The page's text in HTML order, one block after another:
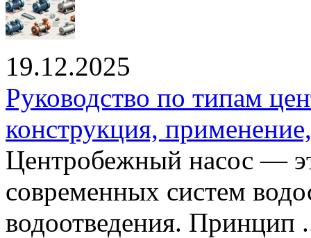
19.12.2025
Руководство по типам
конструкция,
Центробежный насос —
современных систем
водоотведения. Принцип